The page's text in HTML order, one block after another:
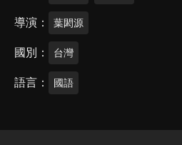
導演 葉閎源
國別 台灣
語言 國語